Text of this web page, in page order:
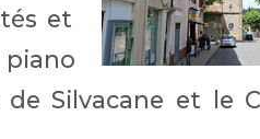
et
Silvacane et le